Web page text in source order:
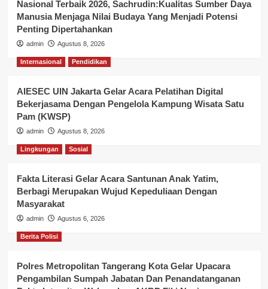
Nasional Terbaik 2026, Sachrudin:Kualitas Sumber Daya
Manusia Menjaga Nilai Budaya Yang Menjadi Potensi
Penting Dipertahankan
admin Agustus 8, 2026
Internasional Pendidikan
AIESEC UIN Jakarta Gelar Acara Pelatihan Digital
Bekerjasama Dengan Pengelola Kampung Wisata Satu
Pam (KWSP)
admin Agustus 8, 2026
Lingkungan Sosial
Fakta Literasi Gelar Acara Santunan Anak Yatim,
Berbagi Merupakan Wujud Kepeduliaan Dengan
Masyarakat
admin Agustus 6, 2026
Berita Polisi
Polres Metropolitan Tangerang Kota Gelar Upacara
Pengambilan Sumpah Jabatan Dan Penandatanganan